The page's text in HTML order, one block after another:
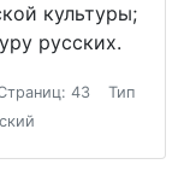
культуры;
русских.
43
Тип